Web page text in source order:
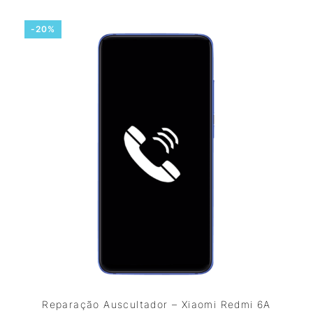
-20%
Reparação Auscultador – Xiaomi Redmi 6A